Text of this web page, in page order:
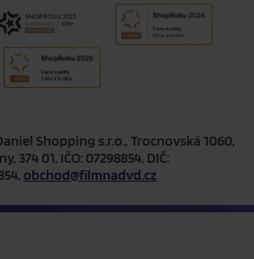
Shopping s.r.o., Trocnovská 1060,
374 01, IČO: 07298854, DIČ:
obchod@filmnadvd.cz